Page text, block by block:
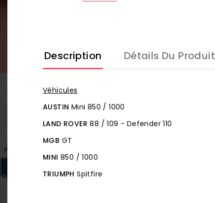
Description Détails Du Produit
Véhicules
AUSTIN Mini 850 / 1000
LAND ROVER 88 / 109 - Defender 110
MGB GT
MINI 850 / 1000
TRIUMPH Spitfire